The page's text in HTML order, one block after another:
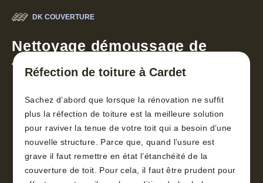
DK COUVERTURE
Nettoyage démoussage de
toiture 30
Réfection de toiture à Cardet
Sachez d’abord que lorsque la rénovation ne suffit
plus la réfection de toiture est la meilleure solution
pour raviver la tenue de votre toit qui a besoin d’une
nouvelle structure. Parce que, quand l’usure est
grave il faut remettre en état l’étanchéité de la
couverture de toit. Pour cela, il faut être prudent pour